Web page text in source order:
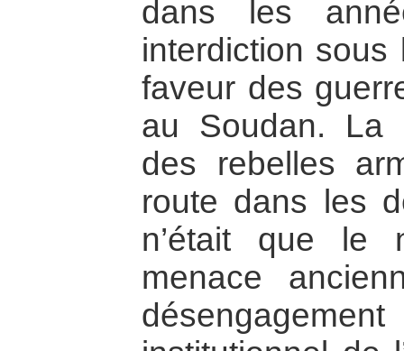
dans les
interdiction
faveur des
au Soudan. La
des rebelles
route dans les
n’était que le
menace